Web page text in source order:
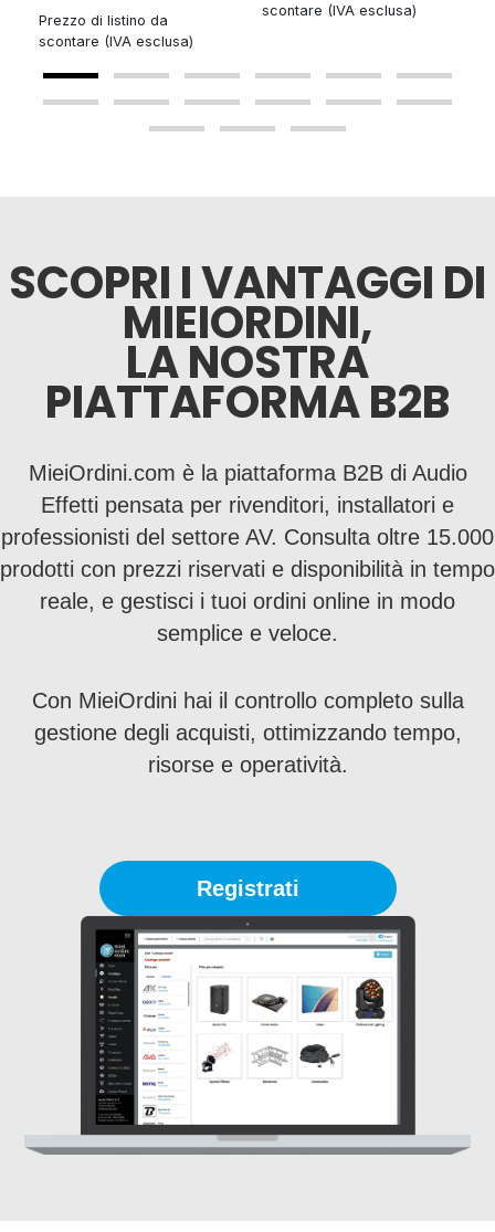
Prezzo di listino da
scontare (IVA esclusa)
scontare (IVA esclusa)
SCOPRI I VANTAGGI DI
MIEIORDINI,
LA NOSTRA
PIATTAFORMA B2B
MieiOrdini.com è la piattaforma B2B di Audio
Effetti pensata per rivenditori, installatori e
professionisti del settore AV. Consulta oltre 15.000
prodotti con prezzi riservati e disponibilità in tempo
reale, e gestisci i tuoi ordini online in modo
semplice e veloce.
Con MieiOrdini hai il controllo completo sulla
gestione degli acquisti, ottimizzando tempo,
risorse e operatività.
Registrati